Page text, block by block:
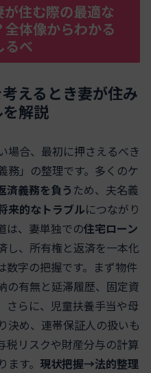
住む際の最適な
体像からわかる
るべ
えるとき妻が住み
解説
場合、最初に押さえるべき
務」の整理です。多くのケ
済義務を負う ため、夫名義
来的なトラブルにつながり
は、妻単独での住宅ローン
し、所有権と返済を一本化
数字の把握です。まず物件
の有無と延滞履歴、固定資
さらに、児童扶養手当や母
決め、連帯保証人の扱いも
税リスクや財産分与の計算
す。 現状把握→法的整理